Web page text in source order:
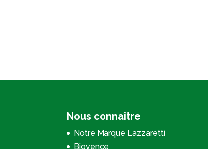
Nous connaître
Notre Marque Lazzaretti
Biovence